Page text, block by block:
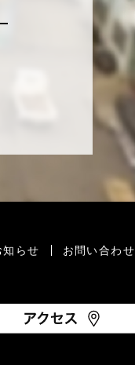
知らせ お問い合わせ